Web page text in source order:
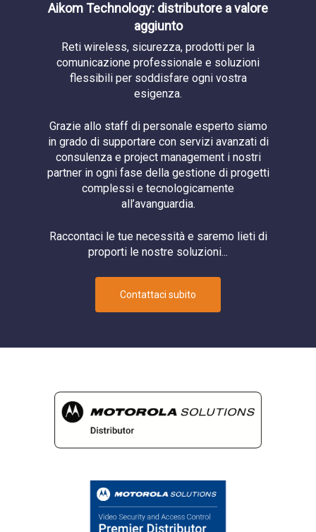
Aikom Technology: distributore a valore
aggiunto
Reti wireless, sicurezza, prodotti per la
comunicazione professionale e soluzioni
flessibili per soddisfare ogni vostra
esigenza.
Grazie allo staff di personale esperto siamo
in grado di supportare con servizi avanzati di
consulenza e project management i nostri
partner in ogni fase della gestione di progetti
complessi e tecnologicamente
all’avanguardia.
Raccontaci le tue necessità e saremo lieti di
proporti le nostre soluzioni...
Contattaci subito